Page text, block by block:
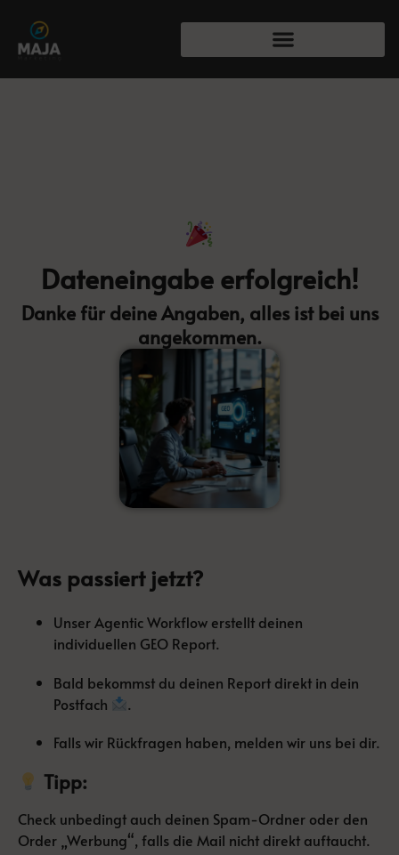
Dateneingabe erfolgreich!
Danke für deine Angaben, alles ist bei uns
angekommen.
Was passiert jetzt?
Unser Agentic Workflow erstellt deinen
individuellen GEO Report.
Bald bekommst du deinen Report direkt in dein
Postfach
.
Falls wir Rückfragen haben, melden wir uns bei dir.
Tipp:
Check unbedingt auch deinen Spam-Ordner oder den
Order „Werbung“, falls die Mail nicht direkt auftaucht.